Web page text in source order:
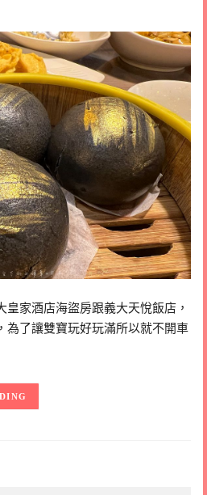
家酒店海盜房跟義大天悅飯店，
為了讓雙寶玩好玩滿所以就不開車